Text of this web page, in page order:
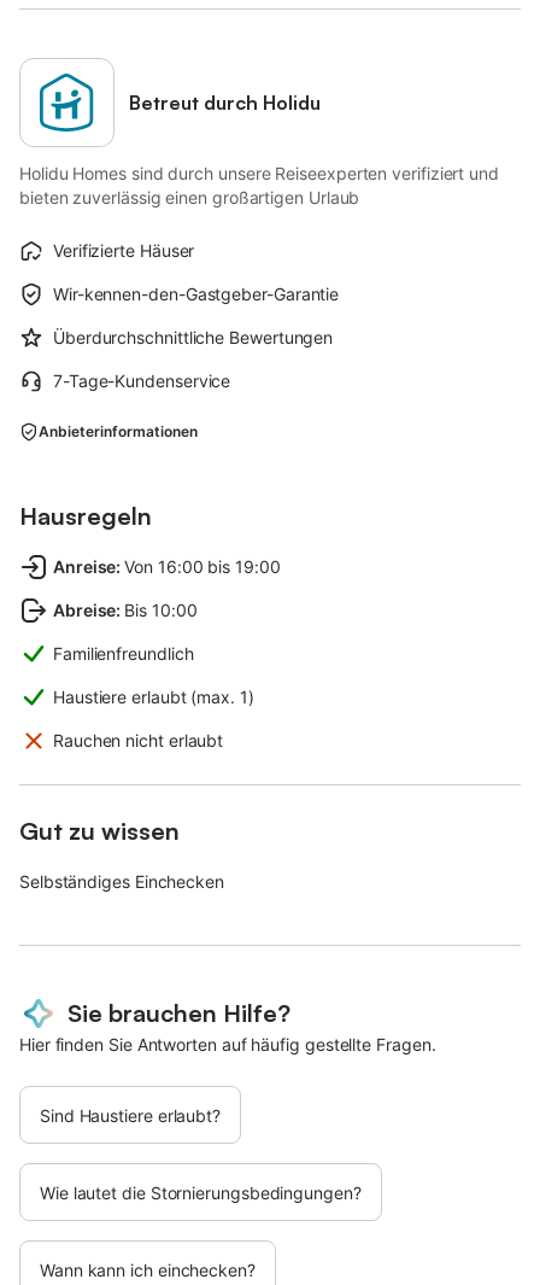
Betreut durch Holidu
Holidu Homes sind durch unsere Reiseexperten verifiziert und
bieten zuverlässig einen großartigen Urlaub
Verifizierte Häuser
Wir-kennen-den-Gastgeber-Garantie
Überdurchschnittliche Bewertungen
7-Tage-Kundenservice
Anbieterinformationen
Hausregeln
Anreise: Von 16:00 bis 19:00
Abreise: Bis 10:00
Familienfreundlich
Haustiere erlaubt (max. 1)
Rauchen nicht erlaubt
Gut zu wissen
Selbständiges Einchecken
Sie brauchen Hilfe?
Hier finden Sie Antworten auf häufig gestellte Fragen.
Sind Haustiere erlaubt?
Wie lautet die Stornierungsbedingungen?
Wann kann ich einchecken?